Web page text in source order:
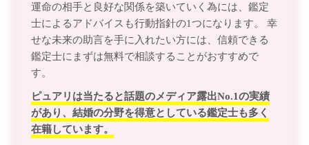
運命の相手と良好な関係を築いていく為には、鑑定
士によるアドバイスも行動指針の1つになります。 幸
せな未来の助言を手に入れたい方には、信頼できる
鑑定士にまずは無料で相談することがおすすめで
す。
ピュアリは当たると話題のメディア露出No.1の実績
があり、結婚の分野を得意としている鑑定士も多く
在籍しています。